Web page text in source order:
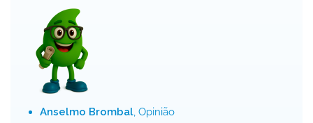
Anselmo Brombal, Opinião